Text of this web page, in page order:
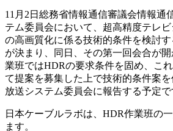
11月2日総務省情報通信審議会情報通
テム委員会において、超高精度テレ
の高画質化に係る技術的条件を検討
が決まり、同日、その第一回会合が
業班ではHDRの要求条件を固め、こ
て提案を募集した上で技術的条件案を
放送システム委員会に報告する予定で
日本ケーブルラボは、HDR作業班の
ます。